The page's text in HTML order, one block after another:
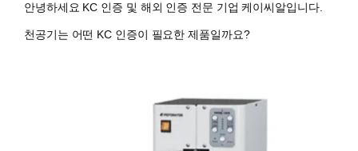
안녕하세요 KC 인증 및 해외 인증 전문 기업 케이씨알입니다.
천공기는 어떤 KC 인증이 필요한 제품일까요?